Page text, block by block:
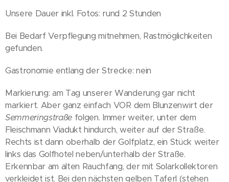
Unsere Dauer inkl. Fotos: rund 2 Stunden
Bei Bedarf Verpflegung mitnehmen, Rastmöglichkeiten
gefunden.
Gastronomie entlang der Strecke: nein
Markierung: am Tag unserer Wanderung gar nicht
markiert. Aber ganz einfach VOR dem Blunzenwirt der
Semmeringstraße folgen. Immer weiter, unter dem
Fleischmann Viadukt hindurch, weiter auf der Straße.
Rechts ist dann oberhalb der Golfplatz, ein Stück weiter
links das Golfhotel neben/unterhalb der Straße.
Erkennbar am alten Rauchfang, der mit Solarkollektoren
verkleidet ist. Bei den nächsten gelben Taferl (stehen